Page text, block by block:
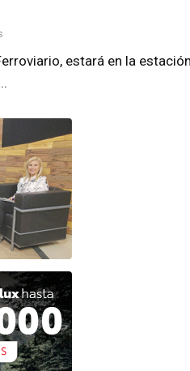
estará en la